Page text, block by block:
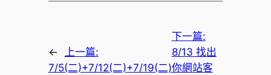
←
上一篇:
7/5(二)+7/12(二)+7/19(二)
下一篇:
8/13 找出
你網站客